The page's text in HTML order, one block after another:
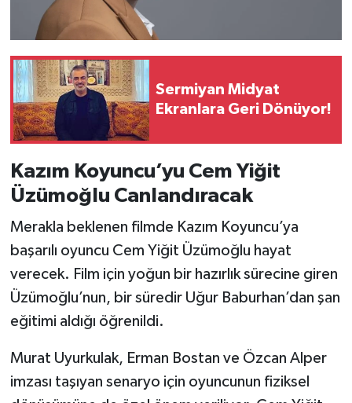
Sermiyan Midyat
Ekranlara Geri Dönüyor!
Kazım Koyuncu’yu Cem Yiğit
Üzümoğlu Canlandıracak
Merakla beklenen filmde Kazım Koyuncu’ya
başarılı oyuncu Cem Yiğit Üzümoğlu hayat
verecek. Film için yoğun bir hazırlık sürecine giren
Üzümoğlu’nun, bir süredir Uğur Baburhan’dan şan
eğitimi aldığı öğrenildi.
Murat Uyurkulak, Erman Bostan ve Özcan Alper
imzası taşıyan senaryo için oyuncunun fiziksel